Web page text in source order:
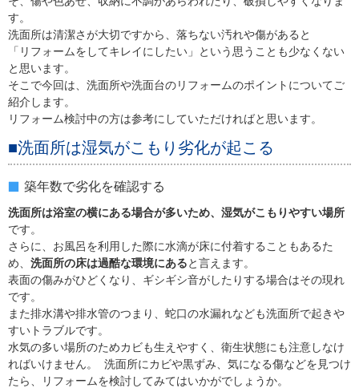
す。
洗面所は清潔さが大切ですから、落ちない汚れや傷があると
「リフォームをしてキレイにしたい」という思うことも少なくない
と思います。
そこで今回は、洗面所や洗面台のリフォームのポイントについてご
紹介します。
リフォーム検討中の方は参考にしていただければと思います。
■洗面所は湿気がこもり劣化が起こる
築年数で劣化を確認する
洗面所は浴室の横にある場合が多いため、湿気がこもりやすい場所
です。
さらに、お風呂を利用した際に水滴が床に付着することもあるた
め、 洗面所の床は過酷な環境にあると言えます。
表面の傷みがひどくなり、ギシギシ音がしたりする場合はその現れ
です。
また排水溝や排水管のつまり、蛇口の水漏れなども洗面所で起きや
すいトラブルです。
水気の多い場所のためカビも生えやすく、衛生状態にも注意しなけ
ればいけません。 洗面所にカビや黒ずみ、気になる傷などを見つけ
たら、リフォームを検討してみてはいかがでしょうか。